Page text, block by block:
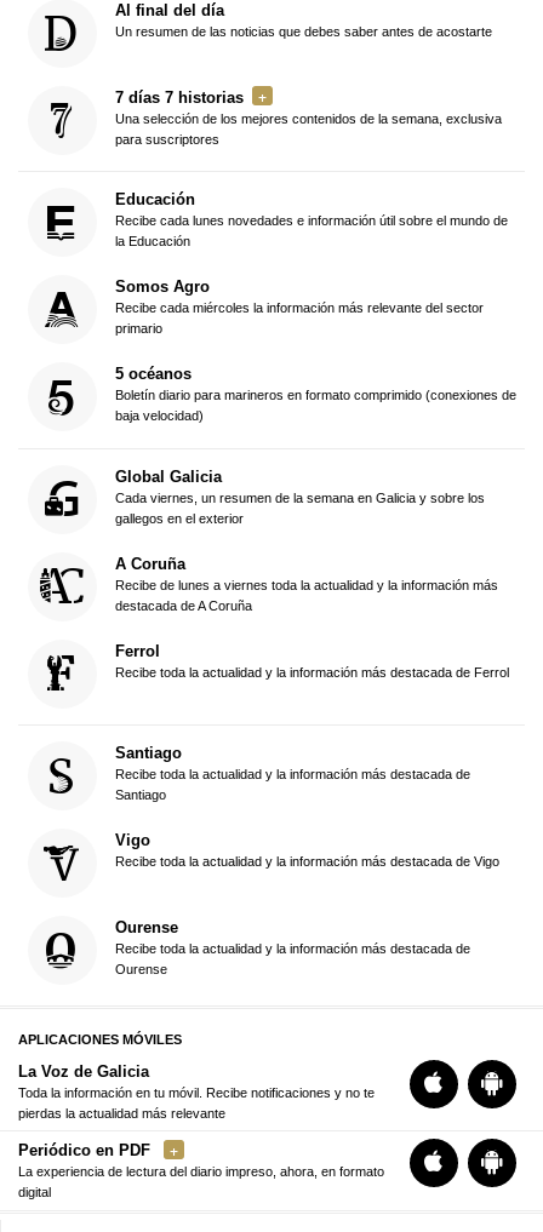
Al final del día
Un resumen de las noticias que debes saber antes de acostarte
7 días 7 historias
Una selección de los mejores contenidos de la semana, exclusiva
para suscriptores
Educación
Recibe cada lunes novedades e información útil sobre el mundo de
la Educación
Somos Agro
Recibe cada miércoles la información más relevante del sector
primario
5 océanos
Boletín diario para marineros en formato comprimido (conexiones de
baja velocidad)
Global Galicia
Cada viernes, un resumen de la semana en Galicia y sobre los
gallegos en el exterior
A Coruña
Recibe de lunes a viernes toda la actualidad y la información más
destacada de A Coruña
Ferrol
Recibe toda la actualidad y la información más destacada de Ferrol
Santiago
Recibe toda la actualidad y la información más destacada de
Santiago
Vigo
Recibe toda la actualidad y la información más destacada de Vigo
Ourense
Recibe toda la actualidad y la información más destacada de
Ourense
APLICACIONES MÓVILES
La Voz de Galicia
Toda la información en tu móvil. Recibe notificaciones y no te
pierdas la actualidad más relevante
Periódico en PDF
La experiencia de lectura del diario impreso, ahora, en formato
digital